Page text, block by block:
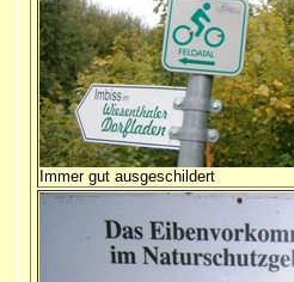
Immer gut ausgeschildert